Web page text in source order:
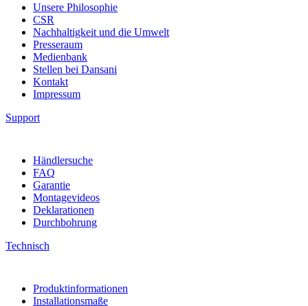
Unsere Philosophie
CSR
Nachhaltigkeit und die Umwelt
Presseraum
Medienbank
Stellen bei Dansani
Kontakt
Impressum
Support
Händlersuche
FAQ
Garantie
Montagevideos
Deklarationen
Durchbohrung
Technisch
Produktinformationen
Installationsmaße